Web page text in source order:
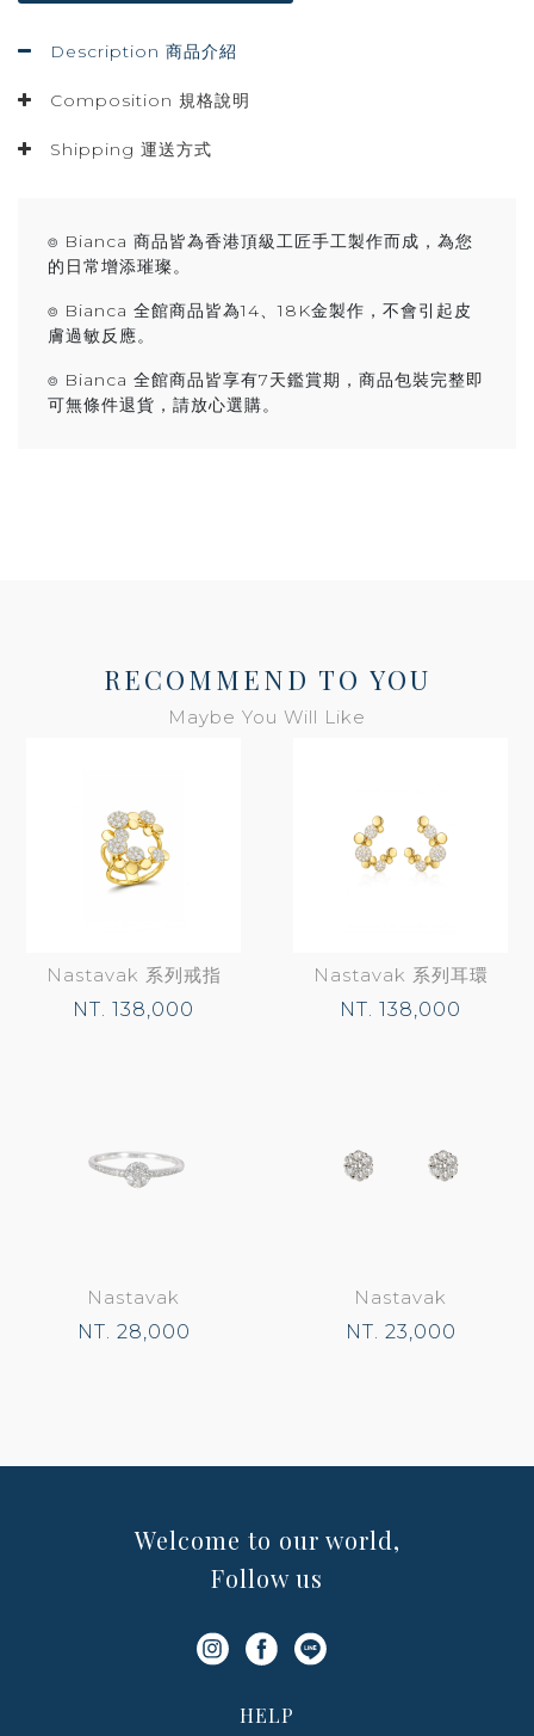
Description 商品介紹
Composition 規格說明
Shipping 運送方式
⌾ Bianca 商品皆為香港頂級工匠手工製作而成，為您
的日常增添璀璨。
⌾ Bianca 全館商品皆為14、18K金製作，不會引起皮
膚過敏反應。
⌾ Bianca 全館商品皆享有7天鑑賞期，商品包裝完整即
可無條件退貨，請放心選購。
RECOMMEND TO YOU
Maybe You Will Like
Nastavak 系列戒指
NT. 138,000
Nastavak 系列耳環
NT. 138,000
Nastavak
NT. 28,000
Nastavak
NT. 23,000
Welcome to our world,
Follow us
HELP